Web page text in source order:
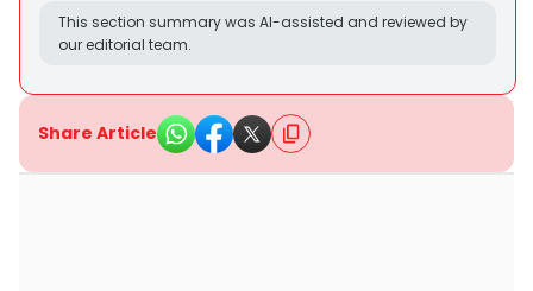
This section summary was AI-assisted and reviewed by
our editorial team.
Share Article